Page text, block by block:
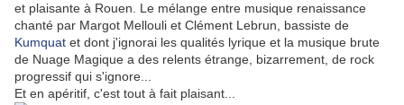
et plaisante à Rouen. Le mélange entre musique renaissance
chanté par Margot Mellouli et Clément Lebrun, bassiste de
Kumquat et dont j'ignorai les qualités lyrique et la musique brute
de Nuage Magique a des relents étrange, bizarrement, de rock
progressif qui s'ignore...
Et en apéritif, c'est tout à fait plaisant...